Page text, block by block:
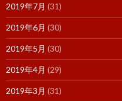
2019年7月 (31)
2019年6月 (30)
2019年5月 (30)
2019年4月 (29)
2019年3月 (31)